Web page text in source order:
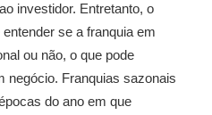
investidor. Entretanto, o
se a franquia em
ou não, o que pode
negócio. Franquias sazonais
do ano em que